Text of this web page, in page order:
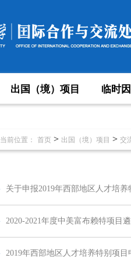
出国（境）项目 临时
当前位置： 首页 > 出国（境）项目 > 交
关于申报2019年西部地区人才培
2020-2021年度中美富布赖特项目
2019年西部地区人才培养特别项目